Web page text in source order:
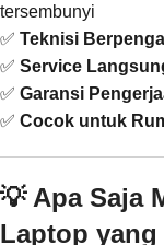
tersembunyi
✅ Teknisi
✅ Service
✅ Garansi
✅ Cocok untuk
💡 Apa Saja
Laptop yang